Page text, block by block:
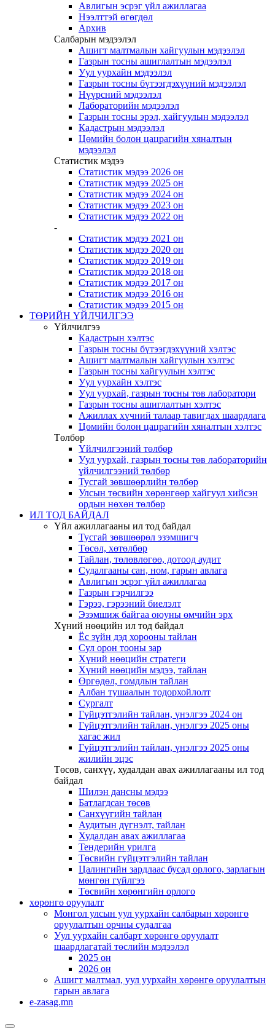
Авлигын эсрэг үйл ажиллагаа
Нээлттэй өгөгдөл
Архив
Салбарын мэдээлэл
Ашигт малтмалын хайгуулын мэдээлэл
Газрын тосны ашиглалтын мэдээлэл
Уул уурхайн мэдээлэл
Газрын тосны бүтээгдэхүүний мэдээлэл
Нүүрсний мэдээлэл
Лабораторийн мэдээлэл
Газрын тосны эрэл, хайгуулын мэдээлэл
Кадастрын мэдээлэл
Цөмийн болон цацрагийн хяналтын
мэдээлэл
Статистик мэдээ
Статистик мэдээ 2026 он
Статистик мэдээ 2025 он
Статистик мэдээ 2024 он
Статистик мэдээ 2023 он
Статистик мэдээ 2022 он
-
Статистик мэдээ 2021 он
Статистик мэдээ 2020 он
Статистик мэдээ 2019 он
Статистик мэдээ 2018 он
Статистик мэдээ 2017 он
Статистик мэдээ 2016 он
Статистик мэдээ 2015 он
ТӨРИЙН ҮЙЛЧИЛГЭЭ
Үйлчилгээ
Кадастрын хэлтэс
Газрын тосны бүтээгдэхүүний хэлтэс
Ашигт малтмалын хайгуулын хэлтэс
Газрын тосны хайгуулын хэлтэс
Уул уурхайн хэлтэс
Уул уурхай, газрын тосны төв лаборатори
Газрын тосны ашиглалтын хэлтэс
Ажиллах хүчний талаар тавигдах шаардлага
Цөмийн болон цацрагийн хяналтын хэлтэс
Төлбөр
Үйлчилгээний төлбөр
Уул уурхай, газрын тосны төв лабораторийн
үйлчилгээний төлбөр
Тусгай зөвшөөрлийн төлбөр
Улсын төсвийн хөрөнгөөр хайгуул хийсэн
ордын нөхөн төлбөр
ИЛ ТОД БАЙДАЛ
Үйл ажиллагааны ил тод байдал
Тусгай зөвшөөрөл эзэмшигч
Төсөл, хөтөлбөр
Тайлан, төлөвлөгөө, дотоод аудит
Судалгааны сан, ном, гарын авлага
Авлигын эсрэг үйл ажиллагаа
Газрын гэрчилгээ
Гэрээ, гэрээний биелэлт
Эзэмшиж байгаа оюуны өмчийн эрх
Хүний нөөцийн ил тод байдал
Ёс зүйн дэд хорооны тайлан
Сул орон тооны зар
Хүний нөөцийн стратеги
Хүний нөөцийн мэдээ, тайлан
Өргөдөл, гомдлын тайлан
Албан тушаалын тодорхойлолт
Сургалт
Гүйцэтгэлийн тайлан, үнэлгээ 2024 он
Гүйцэтгэлийн тайлан, үнэлгээ 2025 оны
хагас жил
Гүйцэтгэлийн тайлан, үнэлгээ 2025 оны
жилийн эцэс
Төсөв, санхүү, худалдан авах ажиллагааны ил тод
байдал
Шилэн дансны мэдээ
Батлагдсан төсөв
Санхүүгийн тайлан
Аудитын дүгнэлт, тайлан
Худалдан авах ажиллагаа
Тендерийн урилга
Төсвийн гүйцэтгэлийн тайлан
Цалингийн зардлаас бусад орлого, зарлагын
мөнгөн гүйлгээ
Төсвийн хөрөнгийн орлого
хөрөнгө оруулалт
Монгол улсын уул уурхайн салбарын хөрөнгө
оруулалтын орчны судалгаа
Уул уурхайн салбарт хөрөнгө оруулалт
шаардлагатай төслийн мэдээлэл
2025 он
2026 он
Ашигт малтмал, уул уурхайн хөрөнгө оруулалтын
гарын авлага
e-zasag.mn